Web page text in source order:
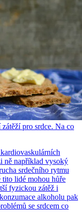
pro srdce. Na co
ně například vysoký
srdečního rytmu
tito lidé mohou hůře
fyzickou zátěž i
alkoholu pak
se srdcem co